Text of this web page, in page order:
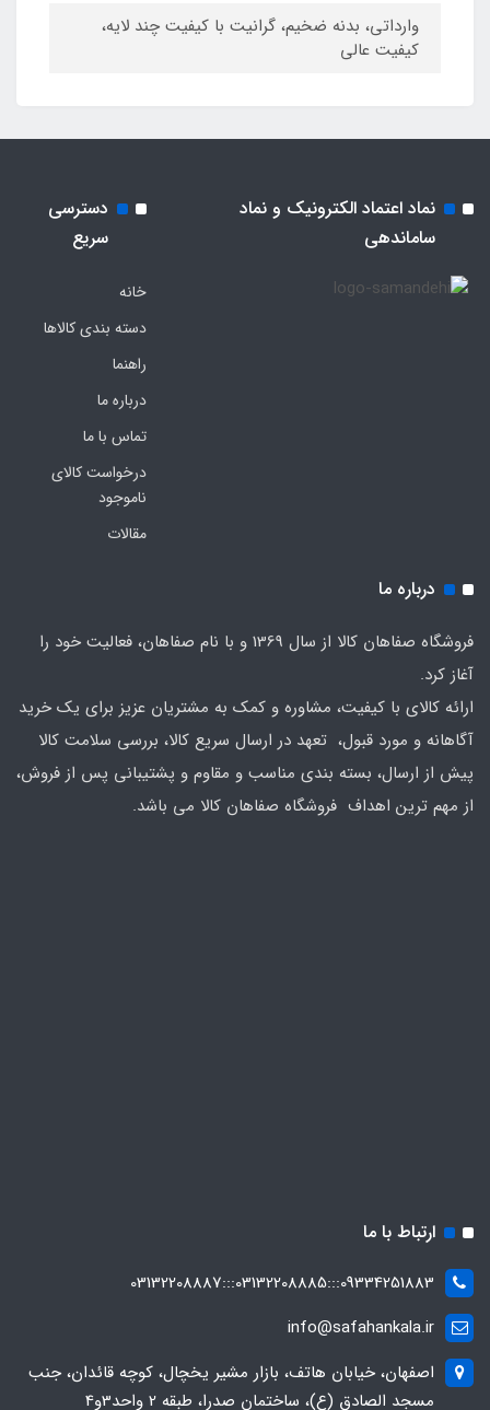
وارداتی، بدنه ضخیم، گرانیت با کیفیت چند لایه،
کیفیت عالی
نماد اعتماد الکترونیک و نماد
ساماندهی
دسترسی
سریع
خانه
دسته بندی کالاها
راهنما
درباره ما
تماس با ما
درخواست کالای
ناموجود
مقالات
درباره ما
فروشگاه صفاهان کالا از سال 1369 و با نام صفاهان، فعالیت خود را
آغاز کرد.
ارائه کالای با کیفیت، مشاوره و کمک به مشتریان عزیز برای یک خرید
آگاهانه و مورد قبول، تعهد در ارسال سریع کالا، بررسی سلامت کالا
پیش از ارسال، بسته بندی مناسب و مقاوم و پشتیبانی پس از فروش،
از مهم ترین اهداف فروشگاه صفاهان کالا می باشد.
ارتباط با ما
09334251883:::03132208885:::03132208887
info@safahankala.ir
اصفهان، خیابان هاتف، بازار مشیر یخچال، کوچه قائدان، جنب
مسجد الصادق (ع)، ساختمان صدرا، طبقه 2 واحد3و4